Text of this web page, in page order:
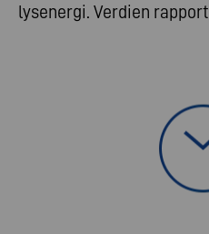
lysenergi. Verdien